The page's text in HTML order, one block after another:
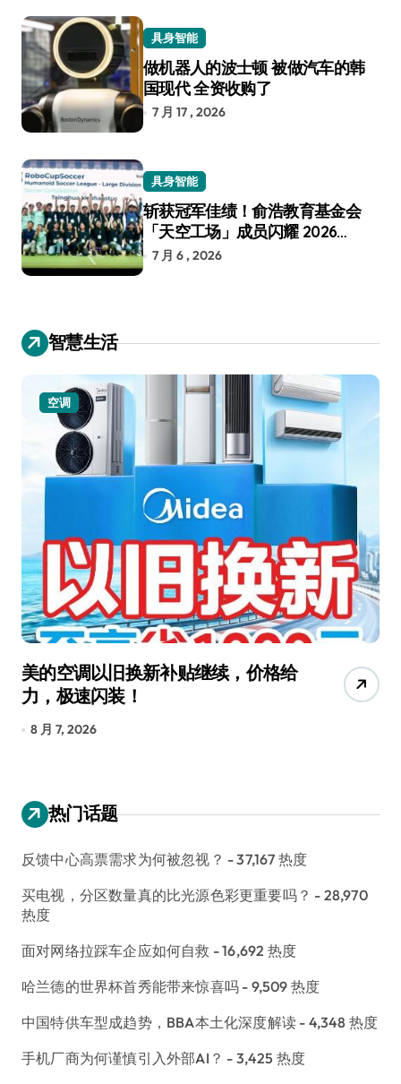
具身智能
做机器人的波士顿 被做汽车的韩
国现代 全资收购了
7 月 17 , 2026
具身智能
斩获冠军佳绩！俞浩教育基金会
「天空工场」成员闪耀 2026
RoboCup 机器人世界杯
7 月 6 , 2026
智慧生活
空调
美的空调以旧换新补贴继续，价格给
力，极速闪装！
8 月 7, 2026
热门话题
反馈中心高票需求为何被忽视？ - 37,167 热度
买电视，分区数量真的比光源色彩更重要吗？ - 28,970
热度
面对网络拉踩车企应如何自救 - 16,692 热度
哈兰德的世界杯首秀能带来惊喜吗 - 9,509 热度
中国特供车型成趋势，BBA本土化深度解读 - 4,348 热度
手机厂商为何谨慎引入外部AI？ - 3,425 热度